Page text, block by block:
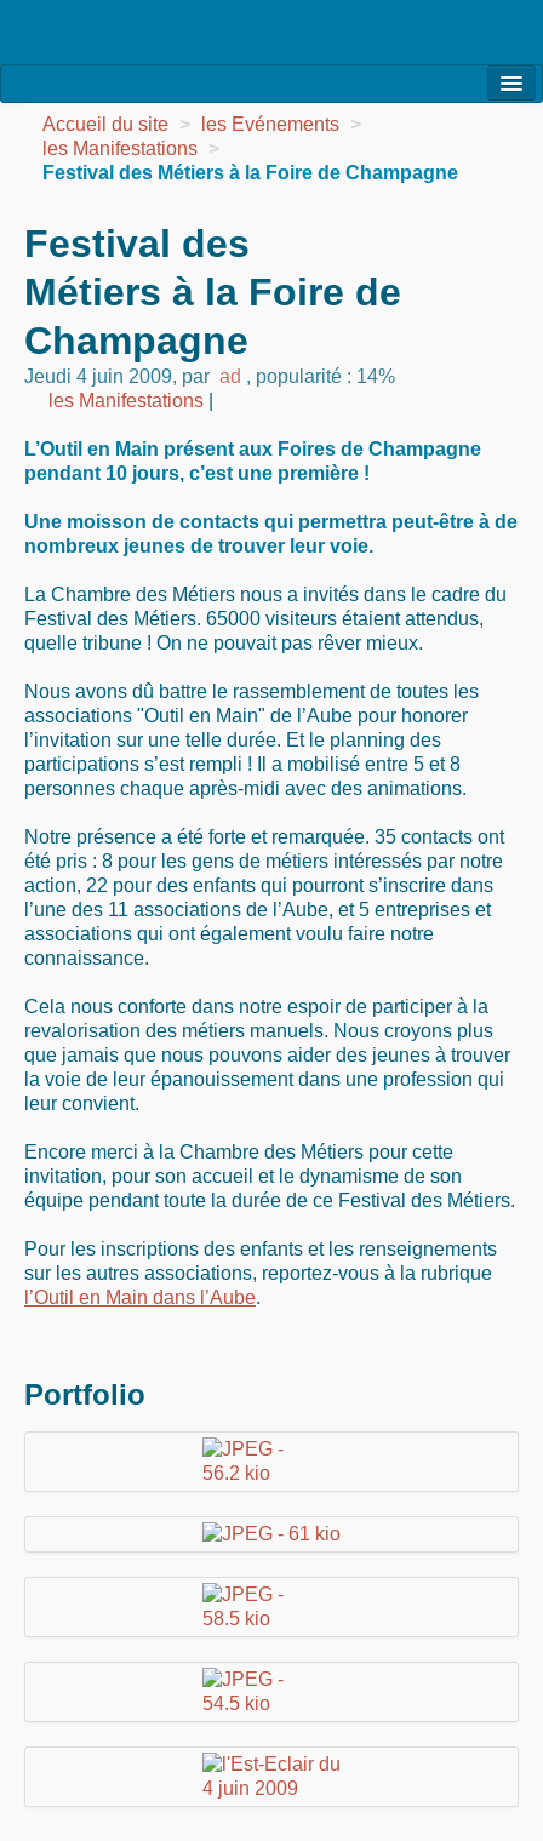
l’Association
la Vie de l’Association
Agenda
Contact
Accueil du site > les Evénements >
les Manifestations >
Festival des Métiers à la Foire de Champagne
Festival des
Métiers à la Foire de
Champagne
Jeudi 4 juin 2009, par ad , popularité : 14%
les Manifestations
L’Outil en Main présent aux Foires de Champagne
pendant 10 jours, c’est une première !
Une moisson de contacts qui permettra peut-être à de
nombreux jeunes de trouver leur voie.
La Chambre des Métiers nous a invités dans le cadre du
Festival des Métiers. 65000 visiteurs étaient attendus,
quelle tribune ! On ne pouvait pas rêver mieux.
Nous avons dû battre le rassemblement de toutes les
associations "Outil en Main" de l’Aube pour honorer
l’invitation sur une telle durée. Et le planning des
participations s’est rempli ! Il a mobilisé entre 5 et 8
personnes chaque après-midi avec des animations.
Notre présence a été forte et remarquée. 35 contacts ont
été pris : 8 pour les gens de métiers intéressés par notre
action, 22 pour des enfants qui pourront s’inscrire dans
l’une des 11 associations de l’Aube, et 5 entreprises et
associations qui ont également voulu faire notre
connaissance.
Cela nous conforte dans notre espoir de participer à la
revalorisation des métiers manuels. Nous croyons plus
que jamais que nous pouvons aider des jeunes à trouver
la voie de leur épanouissement dans une profession qui
leur convient.
Encore merci à la Chambre des Métiers pour cette
invitation, pour son accueil et le dynamisme de son
équipe pendant toute la durée de ce Festival des Métiers.
Pour les inscriptions des enfants et les renseignements
sur les autres associations, reportez-vous à la rubrique
l’Outil en Main dans l’Aube.
Portfolio